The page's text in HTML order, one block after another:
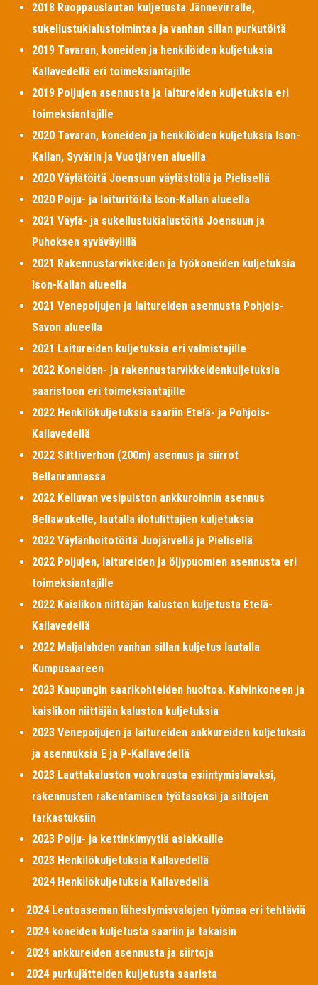
2018 Ruoppauslautan kuljetusta Jännevirralle,
sukellustukialustoimintaa ja vanhan sillan purkutöitä
2019 Tavaran, koneiden ja henkilöiden kuljetuksia
Kallavedellä eri toimeksiantajille
2019 Poijujen asennusta ja laitureiden kuljetuksia eri
toimeksiantajille
2020 Tavaran, koneiden ja henkilöiden kuljetuksia Ison-
Kallan, Syvärin ja Vuotjärven alueilla
2020 Väylätöitä Joensuun väylästöllä ja Pielisellä
2020 Poiju- ja laituritöitä Ison-Kallan alueella
2021 Väylä- ja sukellustukialustöitä Joensuun ja
Puhoksen syväväylillä
2021 Rakennustarvikkeiden ja työkoneiden kuljetuksia
Ison-Kallan alueella
2021 Venepoijujen ja laitureiden asennusta Pohjois-
Savon alueella
2021 Laitureiden kuljetuksia eri valmistajille
2022 Koneiden- ja rakennustarvikkeidenkuljetuksia
saaristoon eri toimeksiantajille
2022 Henkilökuljetuksia saariin Etelä- ja Pohjois-
Kallavedellä
2022 Silttiverhon (200m) asennus ja siirrot
Bellanrannassa
2022 Kelluvan vesipuiston ankkuroinnin asennus
Bellawakelle, lautalla ilotulittajien kuljetuksia
2022 Väylänhoitotöitä Juojärvellä ja Pielisellä
2022 Poijujen, laitureiden ja öljypuomien asennusta eri
toimeksiantajille
2022 Kaislikon niittäjän kaluston kuljetusta Etelä-
Kallavedellä
2022 Maljalahden vanhan sillan kuljetus lautalla
Kumpusaareen
2023 Kaupungin saarikohteiden huoltoa. Kaivinkoneen ja
kaislikon niittäjän kaluston kuljetuksia
2023 Venepoijujen ja laitureiden ankkureiden kuljetuksia
ja asennuksia E ja P-Kallavedellä
2023 Lauttakaluston vuokrausta esiintymislavaksi,
rakennusten rakentamisen työtasoksi ja siltojen
tarkastuksiin
2023 Poiju- ja kettinkimyytiä asiakkaille
2023 Henkilökuljetuksia Kallavedellä
2024 Henkilökuljetuksia Kallavedellä
2024 Lentoaseman lähestymisvalojen työmaa eri tehtäviä
2024 koneiden kuljetusta saariin ja takaisin
2024 ankkureiden asennusta ja siirtoja
2024 purkujätteiden kuljetusta saarista